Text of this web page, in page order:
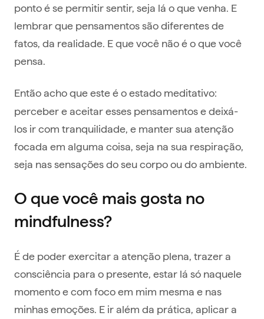
ponto é se permitir sentir, seja lá o que venha. E
lembrar que pensamentos são diferentes de
fatos, da realidade. E que você não é o que você
pensa.
Então acho que este é o estado meditativo:
perceber e aceitar esses pensamentos e deixá-
los ir com tranquilidade, e manter sua atenção
focada em alguma coisa, seja na sua respiração,
seja nas sensações do seu corpo ou do ambiente.
O que você mais gosta no
mindfulness?
É de poder exercitar a atenção plena, trazer a
consciência para o presente, estar lá só naquele
momento e com foco em mim mesma e nas
minhas emoções. E ir além da prática, aplicar a